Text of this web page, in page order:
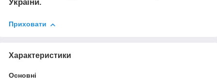
України.
Приховати
Характеристики
Основні